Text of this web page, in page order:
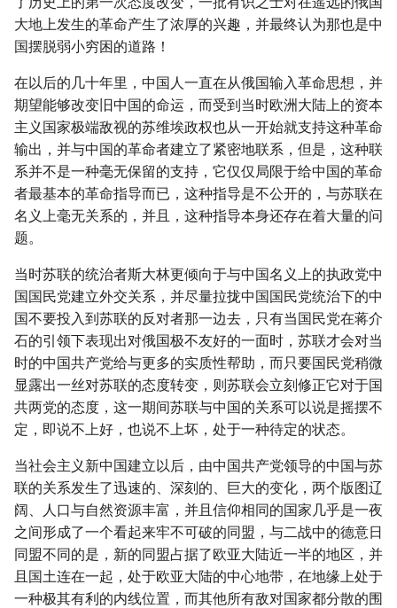
大地上发生的革命产生了浓厚的兴趣，并最终认为那也是中
国摆脱弱小穷困的道路！
在以后的几十年里，中国人一直在从俄国输入革命思想，并
期望能够改变旧中国的命运，而受到当时欧洲大陆上的资本
主义国家极端敌视的苏维埃政权也从一开始就支持这种革命
输出，并与中国的革命者建立了紧密地联系，但是，这种联
系并不是一种毫无保留的支持，它仅仅局限于给中国的革命
者最基本的革命指导而已，这种指导是不公开的，与苏联在
名义上毫无关系的，并且，这种指导本身还存在着大量的问
题。
当时苏联的统治者斯大林更倾向于与中国名义上的执政党中
国国民党建立外交关系，并尽量拉拢中国国民党统治下的中
国不要投入到苏联的反对者那一边去，只有当国民党在蒋介
石的引领下表现出对俄国极不友好的一面时，苏联才会对当
时的中国共产党给与更多的实质性帮助，而只要国民党稍微
显露出一丝对苏联的态度转变，则苏联会立刻修正它对于国
共两党的态度，这一期间苏联与中国的关系可以说是摇摆不
定，即说不上好，也说不上坏，处于一种待定的状态。
当社会主义新中国建立以后，由中国共产党领导的中国与苏
联的关系发生了迅速的、深刻的、巨大的变化，两个版图辽
阔、人口与自然资源丰富，并且信仰相同的国家几乎是一夜
之间形成了一个看起来牢不可破的同盟，与二战中的德意日
同盟不同的是，新的同盟占据了欧亚大陆近一半的地区，并
且国土连在一起，处于欧亚大陆的中心地带，在地缘上处于
一种极其有利的内线位置，而其他所有敌对国家都分散的围